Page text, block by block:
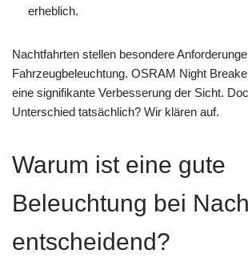
erheblich.
Nachtfahrten stellen besondere
Fahrzeugbeleuchtung. OSRAM Night
eine signifikante Verbesserung der Sicht.
Unterschied tatsächlich? Wir klären auf.
Warum ist eine gute
Beleuchtung bei
entscheidend?